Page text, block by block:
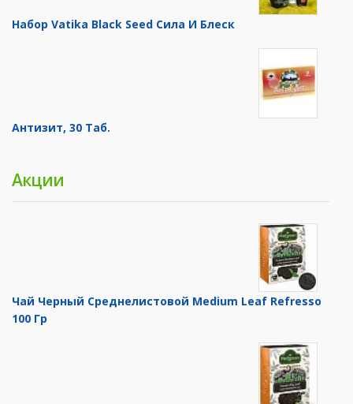
Набор Vatika Black Seed Сила И Блеск
Антизит, 30 Таб.
Акции
Чай Черный Среднелистовой Medium Leaf Refresso
100 Гр